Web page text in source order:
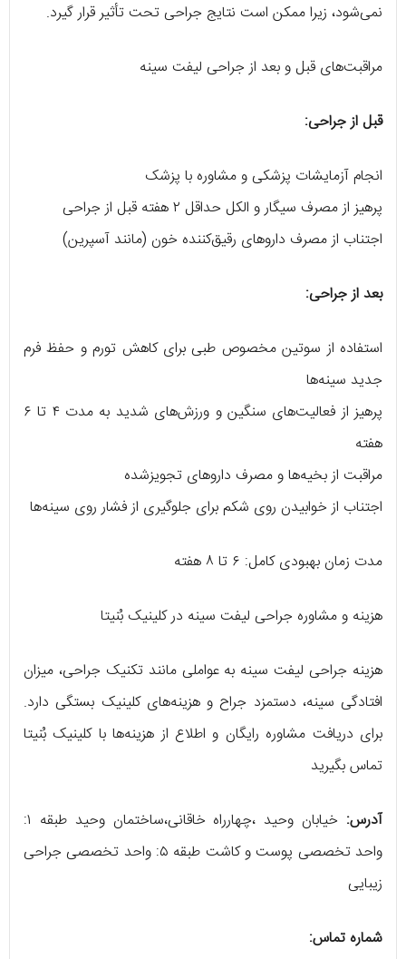
نمی‌شود، زیرا ممکن است نتایج جراحی تحت تأثیر قرار گیرد.
مراقبت‌های قبل و بعد از جراحی لیفت سینه
قبل از جراحی:
انجام آزمایشات پزشکی و مشاوره با پزشک
پرهیز از مصرف سیگار و الکل حداقل ۲ هفته قبل از جراحی
اجتناب از مصرف داروهای رقیق‌کننده خون (مانند آسپرین)
بعد از جراحی:
استفاده از سوتین مخصوص طبی برای کاهش تورم و حفظ فرم
جدید سینه‌ها
پرهیز از فعالیت‌های سنگین و ورزش‌های شدید به مدت ۴ تا ۶
هفته
مراقبت از بخیه‌ها و مصرف داروهای تجویز‌شده
اجتناب از خوابیدن روی شکم برای جلوگیری از فشار روی سینه‌ها
مدت زمان بهبودی کامل: ۶ تا ۸ هفته
هزینه و مشاوره جراحی لیفت سینه در کلینیک بُنیتا
هزینه جراحی لیفت سینه به عواملی مانند تکنیک جراحی، میزان
افتادگی سینه، دستمزد جراح و هزینه‌های کلینیک بستگی دارد.
برای دریافت مشاوره رایگان و اطلاع از هزینه‌ها با کلینیک بُنیتا
تماس بگیرید
آدرس:
خیابان وحید ،چهارراه خاقانی،ساختمان وحید طبقه ۱:
واحد تخصصی پوست و کاشت طبقه ۵: واحد تخصصی جراحی
زیبایی
شماره تماس: